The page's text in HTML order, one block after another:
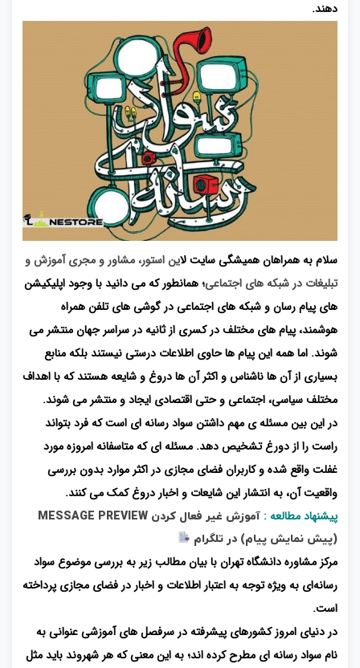
دهند.
سلام به همراهان همیشگی سایت لاین استور، مشاور و مجری آموزش و
تبلیغات در شبکه های اجتماعی؛همانطور که می دانید با وجود اپلیکیشن
های پیام رسان و شبکه های اجتماعی در گوشی های تلفن همراه
هوشمند، پیام های مختلف در کسری از ثانیه در سراسر جهان منتشر می
شوند. اما همه این پیام ها حاوی اطلاعات درستی نیستند بلکه منابع
بسیاری از آن ها ناشناس و اکثر آن ها دروغ و شایعه هستند که با اهداف
مختلف سیاسی، اجتماعی و حتی اقتصادی ایجاد و منتشر می شوند.
در این بین مسئله ی مهم داشتن سواد رسانه ای است که فرد بتواند
راست را از دورغ تشخیص دهد. مسئله ای که متاسفانه امروزه مورد
غفلت واقع شده و کاربران فضای مجازی در اکثر موارد بدون بررسی
واقعیت آن، به انتشار این شایعات و اخبار دروغ کمک می کنند.
پیشنهاد مطالعه :
آموزش غیر فعال کردن MESSAGE PREVIEW
(پیش نمایش پیام) در تلگرام
مرکز مشاوره دانشگاه تهران با بیان مطالب زیر به بررسی موضوع سواد
رسانه‌ای به ویژه توجه به اعتبار اطلاعات و اخبار در فضای مجازی پرداخته
است.
در دنیای امروز کشورهای پیشرفته در سرفصل های آموزشی عنوانی به
نام سواد رسانه ای مطرح کرده اند؛ به این معنی که هر شهروند باید مثل